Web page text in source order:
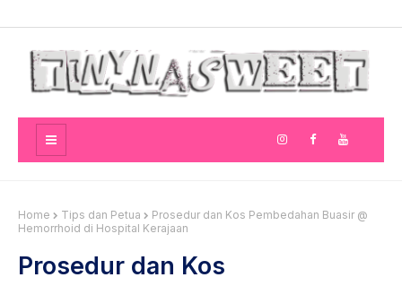
Home Tips dan Petua
Prosedur dan Kos Pembedahan Buasir @
Hemorrhoid di Hospital Kerajaan
Prosedur dan Kos